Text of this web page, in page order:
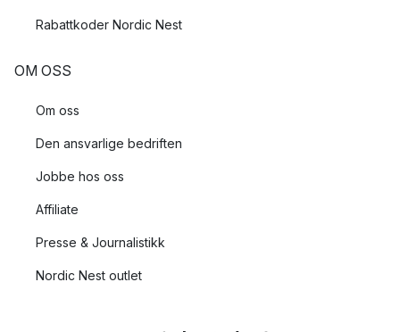
Rabattkoder Nordic Nest
OM OSS
Om oss
Den ansvarlige bedriften
Jobbe hos oss
Affiliate
Presse & Journalistikk
Nordic Nest outlet